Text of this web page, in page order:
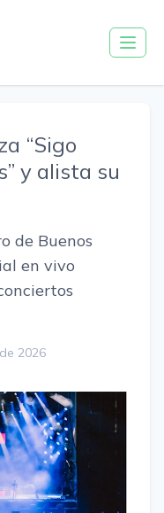
“Sigo
y alista su
de Buenos
en vivo
2026